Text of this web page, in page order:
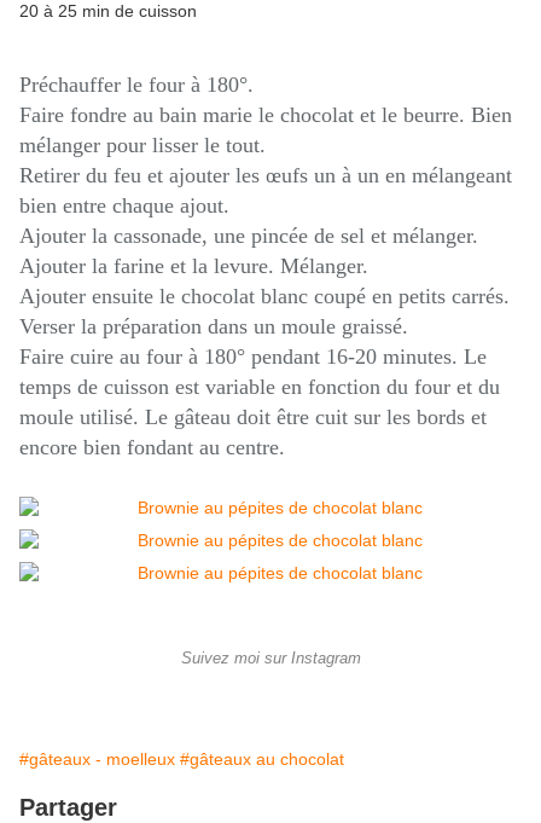
20 à 25 min de cuisson
Préchauffer le four à 180°.
Faire fondre au bain marie le chocolat et le beurre. Bien
mélanger pour lisser le tout.
Retirer du feu et ajouter les œufs un à un en mélangeant
bien entre chaque ajout.
Ajouter la cassonade, une pincée de sel et mélanger.
Ajouter la farine et la levure. Mélanger.
Ajouter ensuite le chocolat blanc coupé en petits carrés.
Verser la préparation dans un moule graissé.
Faire cuire au four à 180° pendant 16-20 minutes. Le
temps de cuisson est variable en fonction du four et du
moule utilisé. Le gâteau doit être cuit sur les bords et
encore bien fondant au centre.
Suivez moi sur Instagram
#gâteaux - moelleux #gâteaux au chocolat
Partager